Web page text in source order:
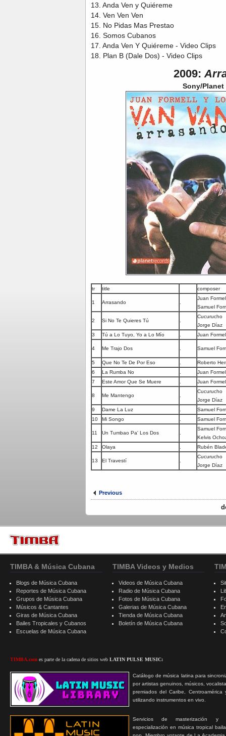
13. Anda Ven y Quiéreme
14. Ven Ven Ven
15. No Pidas Mas Prestao
16. Somos Cubanos
17. Anda Ven Y Quiéreme - Video Clips
18. Plan B (Dale Dos) - Video Clips
2009:
Sony/Planet
tr title composer
1 Arrasando
Juan
Samuel
2 Si No Te Quieres Tú
Cucurucho
Jorge Díaz
3
Tú a Lo Tuyo, Yo a Lo Mío Juan
4 Me Trajo Dos Samuel
5 Que No Te De Por Eso
Roberto
6
La Rumba No
Juan
7
Este Amor Que Se Muere Juan
8 Me Mantengo
Cucurucho
Jorge Díaz
9
Dame La Luz
Samuel
10
Mi Songo Samuel
11 Un Tumbao Pa' Los Dos
Samuel
Kelvis
12
Olaya Rubén
13 El Travestí
Cucurucho
Jorge Díaz
Previous
TIMBA & Música Cubana
Blogs de Música Cubana
Reportes de Música Cubana
Grupos de Música Cubana
Músicos & Cantantes
Giras de Música Cubana
Bailes Tropicales y Cubanos
Escuelas de Música Cubana
TIMBA.com es parte de la cadena de sitios web LATIN PULSE MUSIC:
Catálogo de música latina para
por artistas genuinos, músicos,
premiados del Caribe, Centroamérica
utilizando instrumentos en vivo.
Servicios de masterización y
especialización en música tropical
TIMBA Videos y Medios
Videos de Música Cubana
Radio de Música Cubana
Fotos de Música Cubana
Galerias de Música Cubana
Tienda de Música Cubana
Boletín de Música Cubana